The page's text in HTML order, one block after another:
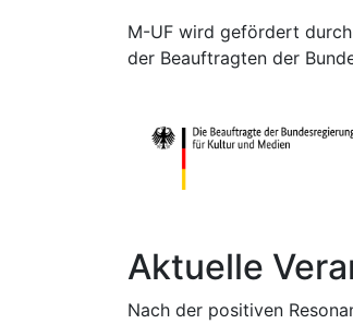
M-UF wird gefördert
der Beauftragten der
Aktuelle
Nach der positiven